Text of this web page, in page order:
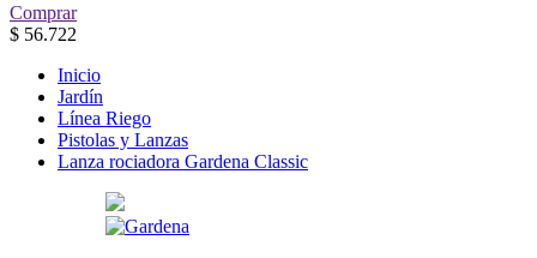
Comprar
$ 56.722
Inicio
Jardín
Línea Riego
Pistolas y Lanzas
Lanza rociadora Gardena Classic